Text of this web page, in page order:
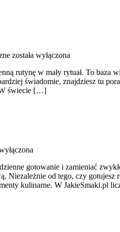
została wyłączona
rutynę w mały rytuał. To baza
świadomie, znajdziesz tu
W świecie […]
gotowanie i zamieniać
od tego, czy
kulinarne. W JakieSmaki.pl